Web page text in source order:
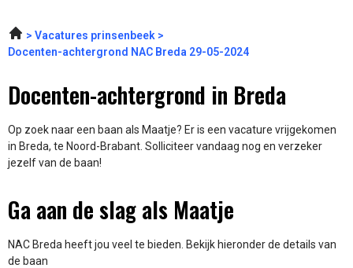
Vacatures prinsenbeek
Docenten-achtergrond NAC Breda 29-05-2024
Docenten-achtergrond in Breda
Op zoek naar een baan als Maatje? Er is een vacature vrijgekomen
in Breda, te Noord-Brabant. Solliciteer vandaag nog en verzeker
jezelf van de baan!
Ga aan de slag als Maatje
NAC Breda heeft jou veel te bieden. Bekijk hieronder de details van
de baan